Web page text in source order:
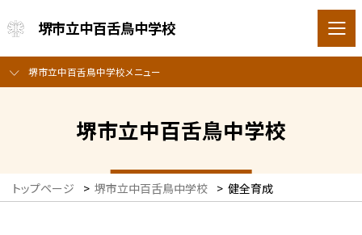
堺市立中百舌鳥中学校
堺市立中百舌鳥中学校メニュー
堺市立中百舌鳥中学校
トップページ > 堺市立中百舌鳥中学校 > 健全育成